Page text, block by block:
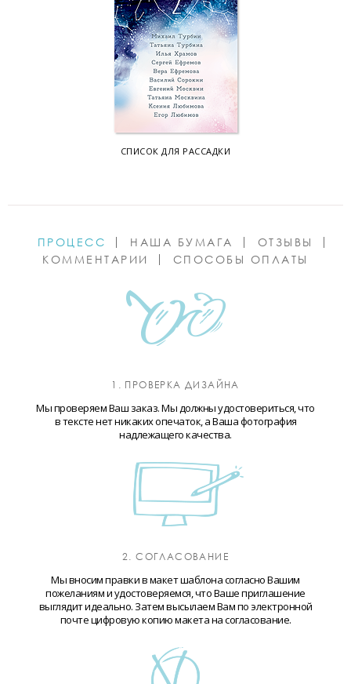
СПИСОК ДЛЯ РАССАДКИ
ПРОЦЕСС НАША БУМАГА
ОТЗЫВЫ
КОММЕНТАРИИ
СПОСОБЫ ОПЛАТЫ
1. ПРОВЕРКА ДИЗАЙНА
Мы проверяем Ваш заказ. Мы должны удостовериться, что
в тексте нет никаких опечаток, а Ваша фотография
надлежащего качества.
2. СОГЛАСОВАНИЕ
Мы вносим правки в макет шаблона согласно Вашим
пожеланиям и удостоверяемся, что Ваше приглашение
выглядит идеально. Затем высылаем Вам по электронной
почте цифровую копию макета на согласование.